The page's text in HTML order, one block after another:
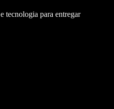
tecnologia para entregar